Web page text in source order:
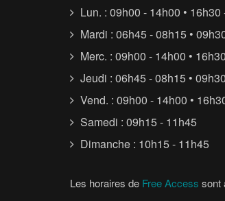
Lun. : 09h00 - 14h00 • 16h30
Mardi : 06h45 - 08h15 •
Merc. : 09h00 - 14h00 •
Jeudi : 06h45 - 08h15 •
Vend. : 09h00 - 14h00 •
Samedi : 09h15 - 11h45
Dimanche : 10h15 - 11h45
Les horaires de Free Access sont